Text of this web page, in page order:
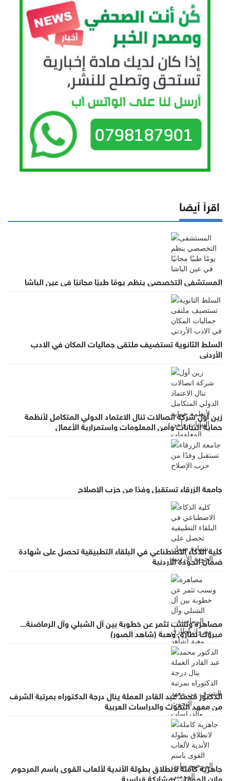
اقرأ أيضا
المستشفى التخصصي ينظم يومًا طبيًا مجانيًا في عين الباشا
السلط الثانوية تستضيف ملتقى جماليات المكان في الادب
الأردني
زين أول شركة اتصالات تنال الاعتماد الدولي المتكامل لأنظمة
حماية البيانات وأمن المعلومات واستمرارية الأعمال
جامعة الزرقاء تستقبل وفدًا من حزب الإصلاح
كلية الذكاء الاصطناعي في البلقاء التطبيقية تحصل على شهادة
ضمان الجودة الأردنية
مصاهرة ونسب تثمر عن خطوبة بين آل الشبلي وآل الرماضنة...
مبروك لطارق وهبة (شاهد الصور)
الدكتور محمد عبد القادر العملة ينال درجة الدكتوراه بمرتبة الشرف
من معهد البحوث والدراسات العربية
جاهزية كاملة لانطلاق بطولة الأندية لألعاب القوى باسم المرحوم
مازن المومني بمشاركة قياسية